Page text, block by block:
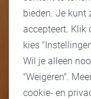
bieden. Je kunt
accepteert. Klik
kies
Wil je alleen
"Weigeren".
cookie- en